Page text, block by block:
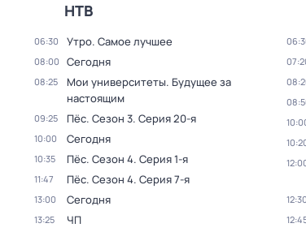
НТВ
06:30 Утро. Самое лучшее
08:00 Сегодня
08:25
Мои университеты. Будущее за
настоящим
09:25 Пёс. Сезон 3. Серия 20-я
10:00 Сегодня
10:35 Пёс. Сезон 4. Серия 1-я
11:47 Пёс. Сезон 4. Серия 7-я
13:00 Сегодня
13:25 ЧП
12:30